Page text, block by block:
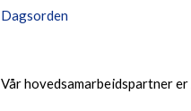
Dagsorden
Vår hovedsamarbeidspartner er